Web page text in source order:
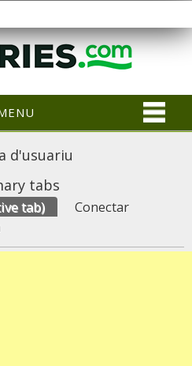
d'usuariu
tabs
tab)
Conectar